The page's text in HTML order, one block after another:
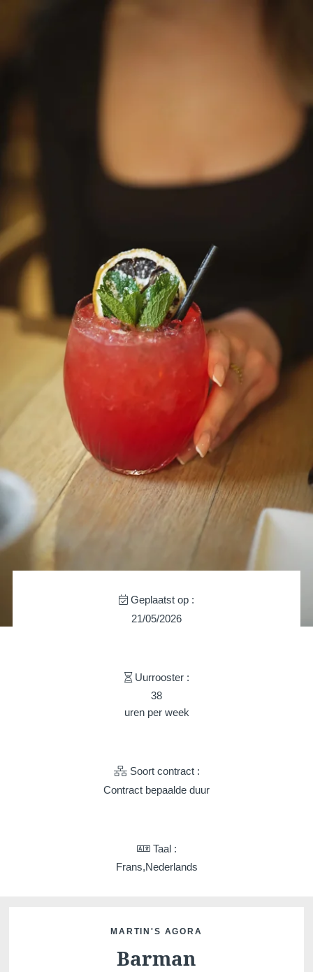
Geplaatst op :
21/05/2026
Uurrooster :
38
uren per week
Soort contract :
Contract bepaalde duur
Taal :
Frans,Nederlands
MARTIN'S AGORA
Barman
Rentmeesterij
Bilzen, 4*
Martin's Relais
Martin's Brugge
Bruges, 3*
Martin's Brussels EU
Bruxelles, 4*